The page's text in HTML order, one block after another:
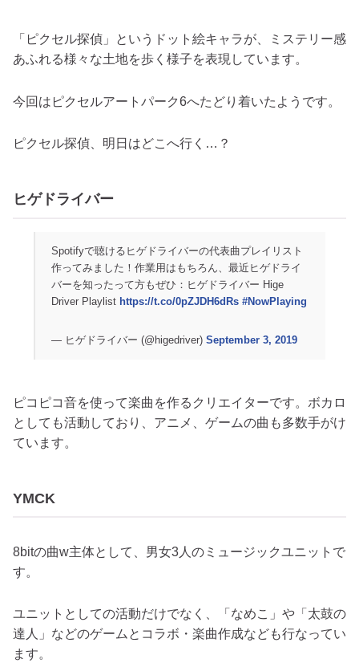
「ピクセル探偵」というドット絵キャラが、ミステリー感
あふれる様々な土地を歩く様子を表現しています。
今回はピクセルアートパーク6へたどり着いたようです。
ピクセル探偵、明日はどこへ行く…？
ヒゲドライバー
Spotifyで聴けるヒゲドライバーの代表曲プレイリスト
作ってみました！作業用はもちろん、最近ヒゲドライ
バーを知ったって方もぜひ：ヒゲドライバー Hige
Driver Playlist https://t.co/0pZJDH6dRs #NowPlaying
— ヒゲドライバー (@higedriver) September 3, 2019
ピコピコ音を使って楽曲を作るクリエイターです。ボカロ
としても活動しており、アニメ、ゲームの曲も多数手がけ
ています。
YMCK
8bitの曲w主体として、男女3人のミュージックユニットで
す。
ユニットとしての活動だけでなく、「なめこ」や「太鼓の
達人」などのゲームとコラボ・楽曲作成なども行なってい
ます。